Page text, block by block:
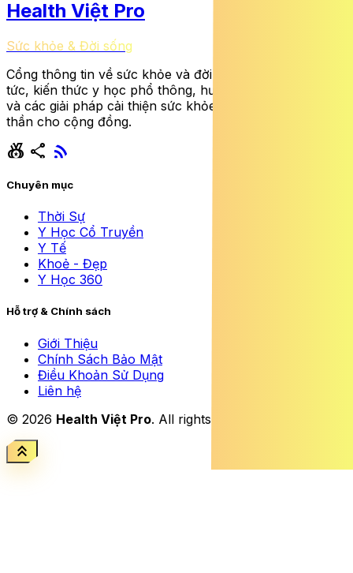
Health Việt Pro
Sức khỏe & Đời sống
Cổng thông tin về sức khỏe và đời sống cung cấp tin
tức, kiến thức y học phổ thông, hướng dẫn dinh dưỡng
và các giải pháp cải thiện sức khỏe thể chất lẫn tinh
thần cho cộng đồng.
social_leaderboard share rss_feed
Chuyên mục
Thời Sự
Y Học Cổ Truyền
Y Tế
Khoẻ - Đẹp
Y Học 360
Hỗ trợ & Chính sách
Giới Thiệu
Chính Sách Bảo Mật
Điều Khoản Sử Dụng
Liên hệ
© 2026 Health Việt Pro. All rights reserved.
keyboard_double_arrow_up